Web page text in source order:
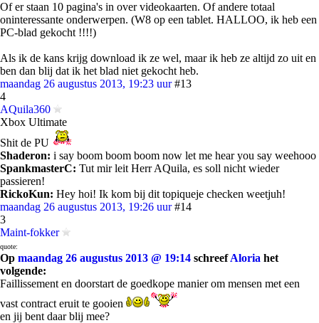
Of er staan 10 pagina's in over videokaarten. Of andere totaal
oninteressante onderwerpen. (W8 op een tablet. HALLOO, ik heb een
PC-blad gekocht !!!!)
Als ik de kans krijg download ik ze wel, maar ik heb ze altijd zo uit en
ben dan blij dat ik het blad niet gekocht heb.
maandag 26 augustus 2013, 19:23 uur #13
4
AQuila360
Xbox Ultimate
Shit de PU
Shaderon: i say boom boom boom now let me hear you say weehooo
SpankmasterC: Tut mir leit Herr AQuila, es soll nicht wieder
passieren!
RickoKun: Hey hoi! Ik kom bij dit topiqueje checken weetjuh!
maandag 26 augustus 2013, 19:26 uur #14
3
Maint-fokker
quote:
Op maandag 26 augustus 2013 @ 19:14 schreefAloria het
volgende:
Faillissement en doorstart de goedkope manier om mensen met een
vast contract eruit te gooien
en jij bent daar blij mee?